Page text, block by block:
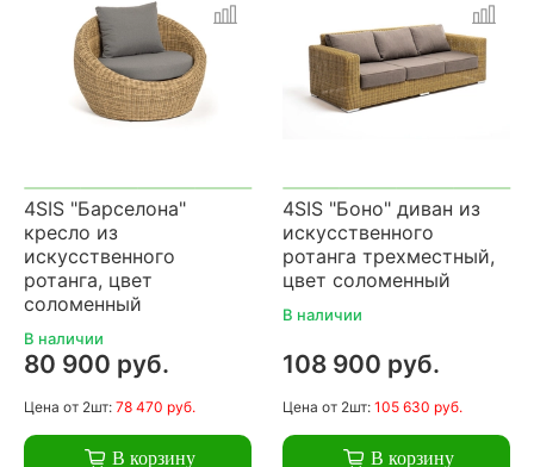
4SIS "Барселона"
кресло из
искусственного
ротанга, цвет
соломенный
В наличии
80 900 руб.
Цена от 2шт: 78 470 руб.
В корзину
4SIS "Боно" диван из
искусственного
ротанга трехместный,
цвет соломенный
В наличии
108 900 руб.
Цена от 2шт: 105 630 руб.
В корзину